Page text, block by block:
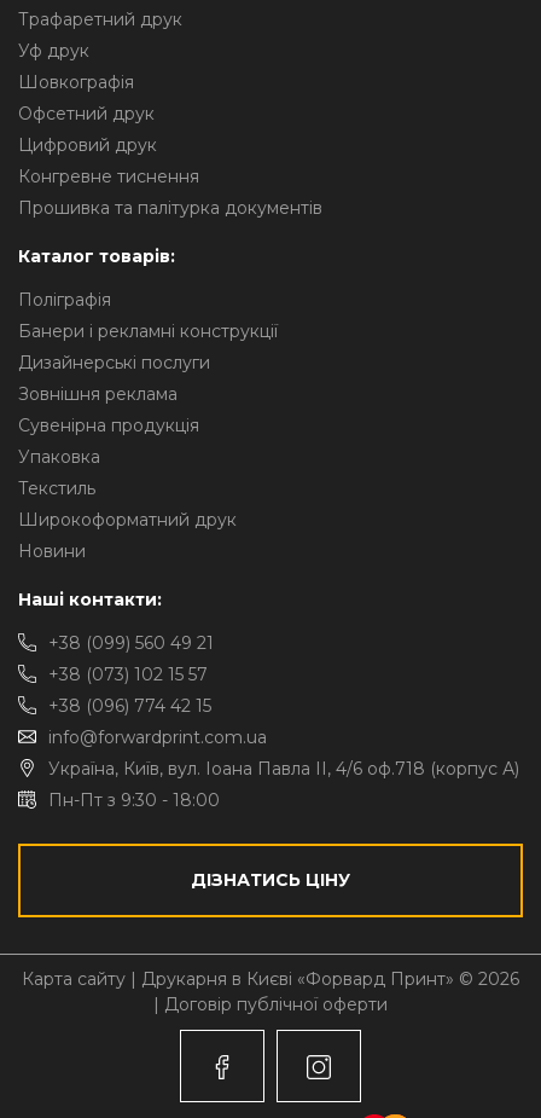
Трафаретний друк
Уф друк
Шовкографія
Офсетний друк
Цифровий друк
Конгревне тиснення
Прошивка та палітурка документів
Каталог товарів:
Поліграфія
Банери і рекламні конструкції
Дизайнерські послуги
Зовнішня реклама
Сувенірна продукція
Упаковка
Текстиль
Широкоформатний друк
Новини
Наші контакти:
+38 (099) 560 49 21
+38 (073) 102 15 57
+38 (096) 774 42 15
info@forwardprint.com.ua
Україна, Київ, вул. Іоана Павла II, 4/6 оф.718 (корпус А)
Пн-Пт з 9:30 - 18:00
ДІЗНАТИСЬ ЦІНУ
Карта сайту | Друкарня в Києві «Форвард Принт» © 2026
| Договір публічної оферти